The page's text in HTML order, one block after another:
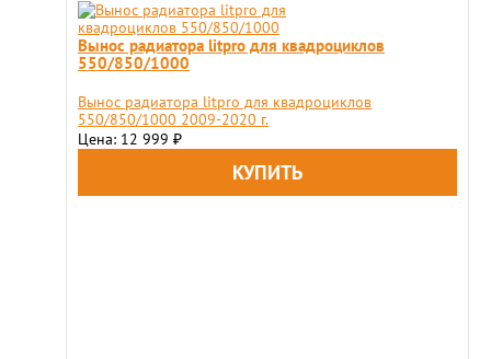
Вынос радиатора litpro для квадроциклов
550/850/1000
Вынос радиатора litpro для квадроциклов
550/850/1000 2009-2020 г.
Цена: 12 999 ₽